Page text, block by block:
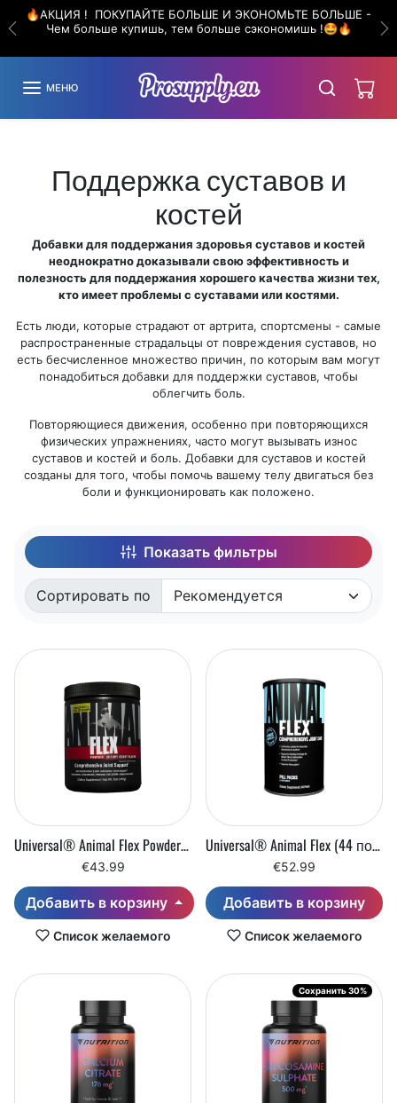
Пропустить до содержания
🔥АКЦИЯ ! ПОКУПАЙТЕ БОЛЬШЕ И ЭКОНОМЬТЕ БОЛЬШЕ -
Чем больше купишь, тем больше сэкономишь !🤩🔥
Предыдущий
МЕНЮ
Поддержка суставов и
костей
Добавки для поддержания здоровья суставов и костей
неоднократно доказывали свою эффективность и
полезность для поддержания хорошего качества жизни тех,
кто имеет проблемы с суставами или костями.
Есть люди, которые страдают от артрита, спортсмены - самые
распространенные страдальцы от повреждения суставов, но
есть бесчисленное множество причин, по которым вам могут
понадобиться добавки для поддержки суставов, чтобы
облегчить боль.
Повторяющиеся движения, особенно при повторяющихся
физических упражнениях, часто могут вызывать износ
суставов и костей и боль. Добавки для суставов и костей
созданы для того, чтобы помочь вашему телу двигаться без
боли и функционировать как положено.
Показать фильтры
Сортировать по
Universal® Animal Flex Powder (370 г)
€43.99
Добавить в корзину
Список желаемого
Universal® Animal Flex (44 порции)
€52.99
Добавить в корзину
Список желаемого
Сохранить 30%